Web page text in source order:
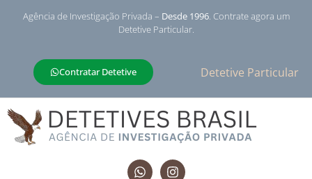
Agência de Investigação Privada – Desde 1996. Contrate agora um
Detetive Particular.
Contratar Detetive Detetive Particular